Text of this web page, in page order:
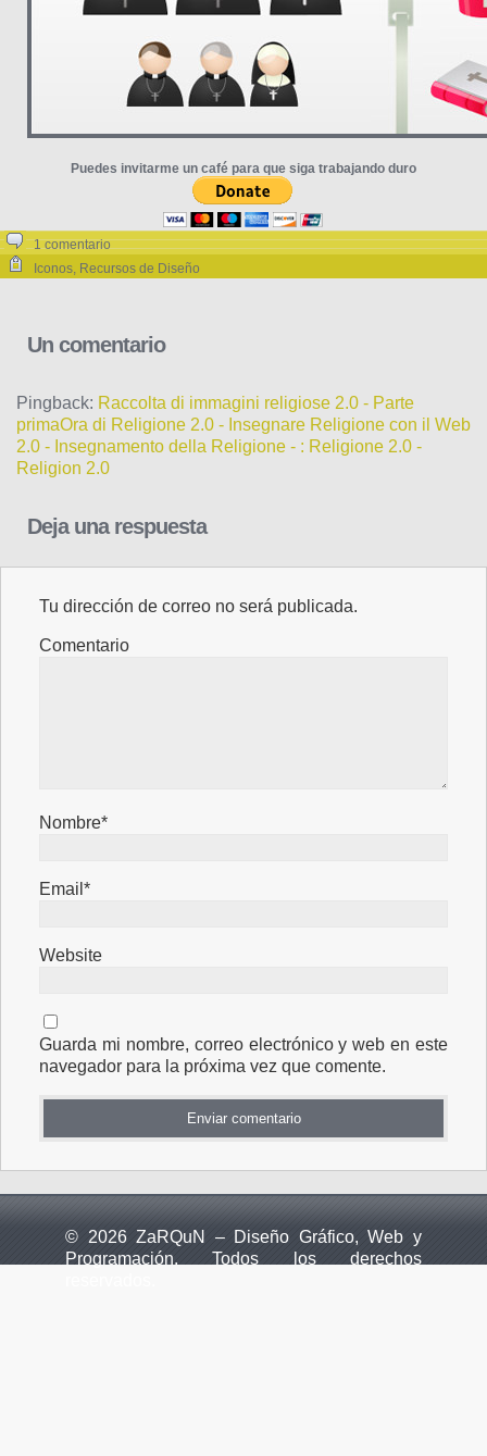
Puedes invitarme un café para que siga trabajando duro
1 comentario
Iconos, Recursos de Diseño
Un comentario
Pingback: Raccolta di immagini religiose 2.0 - Parte
primaOra di Religione 2.0 - Insegnare Religione con il Web
2.0 - Insegnamento della Religione - : Religione 2.0 -
Religion 2.0
Deja una respuesta
Tu dirección de correo no será publicada.
Comentario
Nombre*
Email*
Website
Guarda mi nombre, correo electrónico y web en este
navegador para la próxima vez que comente.
© 2026 ZaRQuN – Diseño Gráfico, Web y
Programación. Todos los derechos